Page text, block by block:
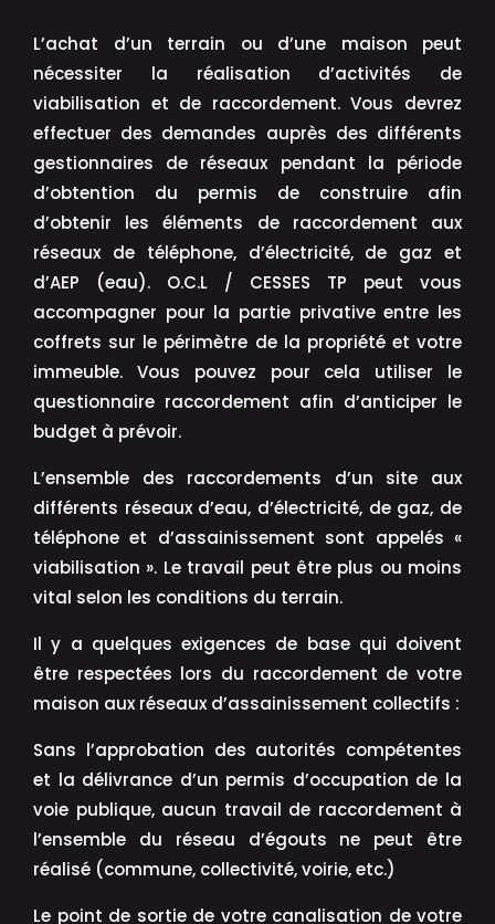
L’achat d’un terrain ou d’une maison peut
nécessiter la réalisation d’activités de
viabilisation et de raccordement. Vous devrez
effectuer des demandes auprès des différents
gestionnaires de réseaux pendant la période
d’obtention du permis de construire afin
d’obtenir les éléments de raccordement aux
réseaux de téléphone, d’électricité, de gaz et
d’AEP (eau). O.C.L / CESSES TP peut vous
accompagner pour la partie privative entre les
coffrets sur le périmètre de la propriété et votre
immeuble. Vous pouvez pour cela utiliser le
questionnaire raccordement afin d’anticiper le
budget à prévoir.
L’ensemble des raccordements d’un site aux
différents réseaux d’eau, d’électricité, de gaz, de
téléphone et d’assainissement sont appelés «
viabilisation ». Le travail peut être plus ou moins
vital selon les conditions du terrain.
Il y a quelques exigences de base qui doivent
être respectées lors du raccordement de votre
maison aux réseaux d’assainissement collectifs :
Sans l’approbation des autorités compétentes
et la délivrance d’un permis d’occupation de la
voie publique, aucun travail de raccordement à
l’ensemble du réseau d’égouts ne peut être
réalisé (commune, collectivité, voirie, etc.)
Le point de sortie de votre canalisation de votre